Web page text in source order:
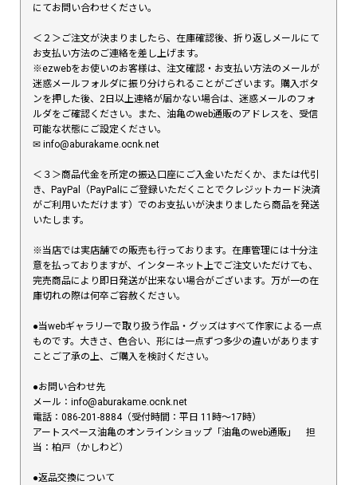
にてお問い合わせください。
＜２＞ご注文が決まりましたら、在庫確認後、折り返しメールにて
お支払い方法のご連絡を差し上げます。
※ezwebをお使いのお客様は、注文確認・お支払い方法のメールが
迷惑メールフォルダに振り分けられることがございます。購入ボタ
ンを押した後、2日以上連絡が届かない場合は、迷惑メールのフォ
ルダをご確認ください。また、油亀のweb通販のアドレスを、受信
可能な状態にご設定ください。
✉︎ info@aburakame.ocnk.net
＜３＞商品代金を所定の振込口座にご入金いただくか、または代引
き、PayPal（PayPalにご登録いただくことでクレジットカード決済
がご利用いただけます）でのお支払いが決まりましたら商品を発送
いたします。
※当店では実店舗での販売も行っております。在庫管理には十分注
意を払っておりますが、インターネット上でご注文いただけても、
完売商品により即日発送が出来ない場合がございます。万が一の在
庫切れの際は何卒ご容赦ください。
●当webギャラリーで取り扱う作品・グッズはすべて作家による一点
ものです。大きさ、色合い、形には一点ずつ多少の違いがあります
ことご了承の上、ご購入を検討ください。
●お問い合わせ先
メール：info@aburakame.ocnk.net
電話：086-201-8884（受付時間：平日 11時〜17時）
アートスペース油亀のオンラインショップ「油亀のweb通販」 担
当：柏戸（かしわど）
●返品交換について